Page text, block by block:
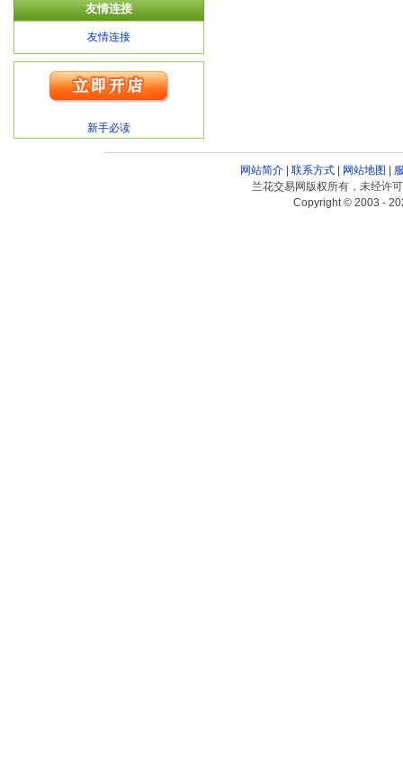
友情连接
友情连接
新手必读
网站简介| 联系方式| 网站地图 |
兰花交易网版权所有，未经许
Copyright © 2003 -